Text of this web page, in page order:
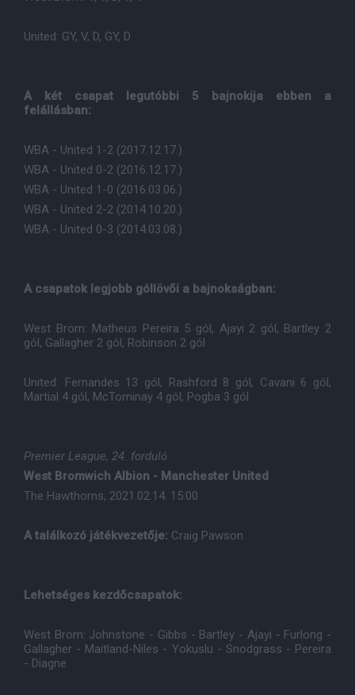
United: GY, V, D, GY, D
A két csapat legutóbbi 5 bajnokija ebben a
felállásban:
WBA - United 1-2 (2017.12.17.)
WBA - United 0-2 (2016.12.17.)
WBA - United 1-0 (2016.03.06.)
WBA - United 2-2 (2014.10.20.)
WBA - United 0-3 (2014.03.08.)
A csapatok legjobb góllövői a bajnokságban:
West Brom: Matheus Pereira 5 gól, Ajayi 2 gól, Bartley 2
gól, Gallagher 2 gól, Robinson 2 gól
United: Fernandes 13 gól, Rashford 8 gól, Cavani 6 gól,
Martial 4 gól, McTominay 4 gól, Pogba 3 gól
Premier League, 24. forduló
West Bromwich Albion - Manchester United
The Hawthorns, 2021.02.14. 15:00
A találkozó játékvezetője: Craig Pawson
Lehetséges kezdőcsapatok:
West Brom: Johnstone - Gibbs - Bartley - Ajayi - Furlong -
Gallagher - Maitland-Niles - Yokuslu - Snodgrass - Pereira
- Diagne